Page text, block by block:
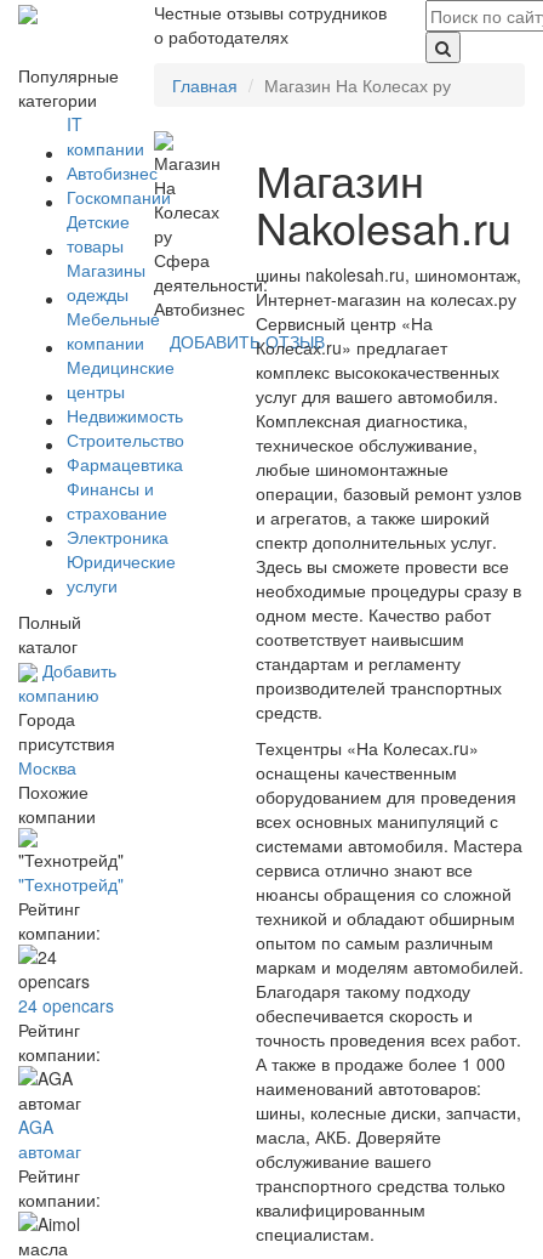
Честные отзывы сотрудников
о работодателях
Популярные
категории
IT
компании
Автобизнес
Госкомпании
Детские
товары
Магазины
одежды
Мебельные
компании
Медицинские
центры
Недвижимость
Строительство
Фармацевтика
Финансы и
страхование
Электроника
Юридические
услуги
Полный
каталог
Добавить
компанию
Города
присутствия
Москва
Похожие
компании
"Технотрейд"
Рейтинг
компании:
24 opencars
Рейтинг
компании:
AGA
автомаг
Рейтинг
компании:
Главная Магазин На Колесах ру
Сфера
деятельности:
Автобизнес
ДОБАВИТЬ ОТЗЫВ
Магазин
Nakolesah.ru
шины nakolesah.ru, шиномонтаж,
Интернет-магазин на колесах.ру
Сервисный центр «На
Колесах.ru» предлагает
комплекс высококачественных
услуг для вашего автомобиля.
Комплексная диагностика,
техническое обслуживание,
любые шиномонтажные
операции, базовый ремонт узлов
и агрегатов, а также широкий
спектр дополнительных услуг.
Здесь вы сможете провести все
необходимые процедуры сразу в
одном месте. Качество работ
соответствует наивысшим
стандартам и регламенту
производителей транспортных
средств.
Техцентры «На Колесах.ru»
оснащены качественным
оборудованием для проведения
всех основных манипуляций с
системами автомобиля. Мастера
сервиса отлично знают все
нюансы обращения со сложной
техникой и обладают обширным
опытом по самым различным
маркам и моделям автомобилей.
Благодаря такому подходу
обеспечивается скорость и
точность проведения всех работ.
А также в продаже более 1 000
наименований автотоваров:
шины, колесные диски, запчасти,
масла, АКБ. Доверяйте
обслуживание вашего
транспортного средства только
квалифицированным
специалистам.